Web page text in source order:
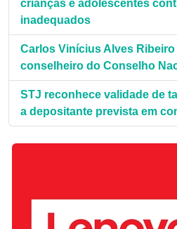
crianças e adolescentes
inadequados
Carlos Vinícius Alves
conselheiro do Conselho
STJ reconhece validade de
a depositante prevista em